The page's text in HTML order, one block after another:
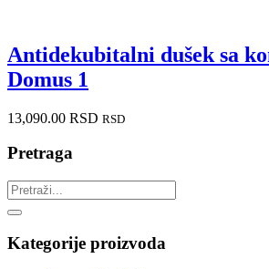
Antidekubitalni dušek sa
Domus 1
13,090.00 RSD RSD
Pretraga
Kategorije proizvoda